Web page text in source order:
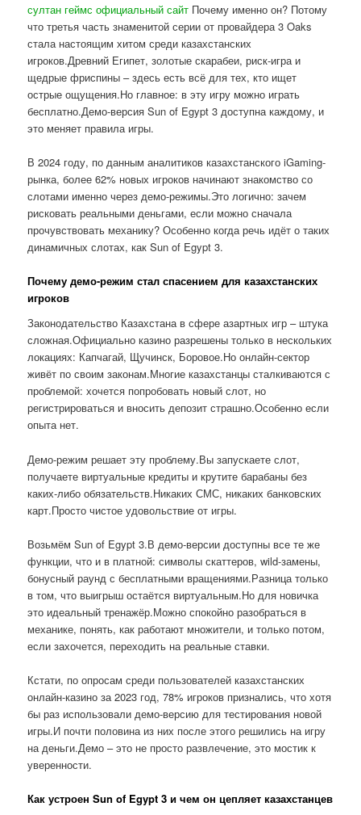
султан геймс официальный сайт Почему именно он? Потому
что третья часть знаменитой серии от провайдера 3 Oaks
стала настоящим хитом среди казахстанских
игроков.Древний Египет, золотые скарабеи, риск-игра и
щедрые фриспины – здесь есть всё для тех, кто ищет
острые ощущения.Но главное: в эту игру можно играть
бесплатно.Демо-версия Sun of Egypt 3 доступна каждому, и
это меняет правила игры.
В 2024 году, по данным аналитиков казахстанского iGaming-
рынка, более 62% новых игроков начинают знакомство со
слотами именно через демо-режимы.Это логично: зачем
рисковать реальными деньгами, если можно сначала
прочувствовать механику? Особенно когда речь идёт о таких
динамичных слотах, как Sun of Egypt 3.
Почему демо-режим стал спасением для казахстанских
игроков
Законодательство Казахстана в сфере азартных игр – штука
сложная.Официально казино разрешены только в нескольких
локациях: Капчагай, Щучинск, Боровое.Но онлайн-сектор
живёт по своим законам.Многие казахстанцы сталкиваются с
проблемой: хочется попробовать новый слот, но
регистрироваться и вносить депозит страшно.Особенно если
опыта нет.
Демо-режим решает эту проблему.Вы запускаете слот,
получаете виртуальные кредиты и крутите барабаны без
каких-либо обязательств.Никаких СМС, никаких банковских
карт.Просто чистое удовольствие от игры.
Возьмём Sun of Egypt 3.В демо-версии доступны все те же
функции, что и в платной: символы скаттеров, wild-замены,
бонусный раунд с бесплатными вращениями.Разница только
в том, что выигрыш остаётся виртуальным.Но для новичка
это идеальный тренажёр.Можно спокойно разобраться в
механике, понять, как работают множители, и только потом,
если захочется, переходить на реальные ставки.
Кстати, по опросам среди пользователей казахстанских
онлайн-казино за 2023 год, 78% игроков признались, что хотя
бы раз использовали демо-версию для тестирования новой
игры.И почти половина из них после этого решились на игру
на деньги.Демо – это не просто развлечение, это мостик к
уверенности.
Как устроен Sun of Egypt 3 и чем он цепляет казахстанцев